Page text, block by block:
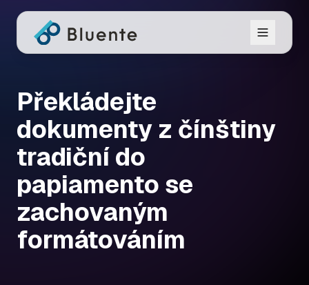
Překládejte
dokumenty z čínštiny
tradiční do
papiamento se
zachovaným
formátováním